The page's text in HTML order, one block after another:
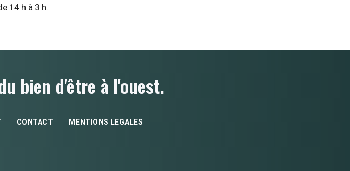
14 h à 3 h.
bien d'être à l'ouest.
CONTACT MENTIONS LEGALES